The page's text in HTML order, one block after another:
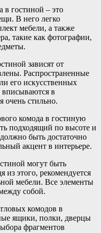
в гостиной – это
В него легко
мебели, а также
такие как фотографии,
зависят от
Распространенные
его искусственных
вписываются в
очень стильно.
комода в гостиную
подходящий по высоте и
быть достаточно
акцент в интерьере.
могут быть
этого, рекомендуется
мебели. Все элементы
собой.
комодов в
ящики, полки, дверцы
фрагментов